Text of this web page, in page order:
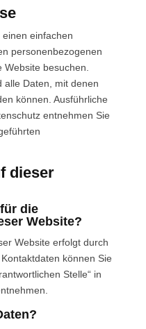
einfachen
personenbezogenen
besuchen.
alle Daten, mit denen
können. Ausführliche
entnehmen Sie
dieser
die
Website?
Website erfolgt durch
können Sie
Stelle“ in